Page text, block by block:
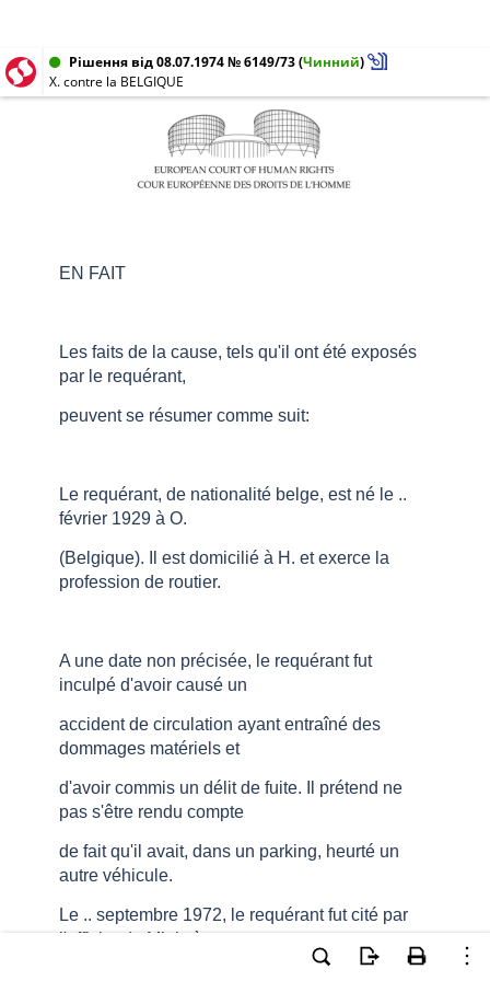
Рішення від 08.07.1974 № 6149/73(Чинний)
X. contre la BELGIQUE
EN FAIT
Les faits de la cause, tels qu'il ont été exposés
par le requérant,
peuvent se résumer comme suit:
Le requérant, de nationalité belge, est né le ..
février 1929 à O.
(Belgique). Il est domicilié à H. et exerce la
profession de routier.
A une date non précisée, le requérant fut
inculpé d'avoir causé un
accident de circulation ayant entraîné des
dommages matériels et
d'avoir commis un délit de fuite. Il prétend ne
pas s'être rendu compte
de fait qu'il avait, dans un parking, heurté un
autre véhicule.
Le .. septembre 1972, le requérant fut cité par
l'officier du Ministère